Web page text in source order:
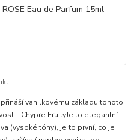
vanilkovému základu tohoto
Chypre FruityJe to elegantní
(vysoké tóny), je to první, co je